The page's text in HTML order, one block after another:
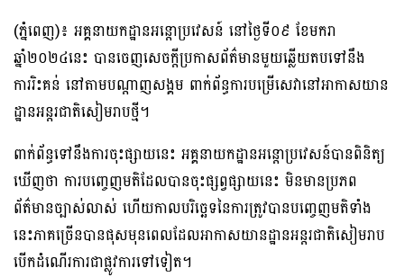
(ភ្នំពេញ)៖ អគ្គនាយកដ្ឋានអន្តោប្រវេសន៍ នៅថ្ងៃទី០៩ ខែមករា
ឆ្នាំ២០២៤នេះ បានចេញសេចក្ដីប្រកាសព័ត៌មានមួយឆ្លើយតបទៅនឹង
ការរិះគន់ នៅតាមបណ្ដាញសង្គម ពាក់ព័ន្ធការបម្រើសេវានៅអាកាសយាន
ដ្ឋានអន្ដរជាតិសៀមរាបថ្មី។
ពាក់ព័ន្ធទៅនឹងការចុះផ្សាយនេះ អគ្គនាយកដ្ឋានអន្តោប្រវេសន៍បានពិនិត្យ
ឃើញថា ការបញ្ចេញមតិដែលបានចុះផ្សព្វផ្សាយនេះ មិនមានប្រភព
ព័ត៌មានច្បាស់លាស់ ហើយកាលបរិច្ឆេទនៃការត្រូវបានបញ្ចេញមតិទាំង
នេះភាគច្រើនបានផុសមុនពេលដែលអាកាសយានដ្ឋានអន្តរជាតិសៀមរាប
បើកដំណើរការជាផ្លូវការទៅទៀត។